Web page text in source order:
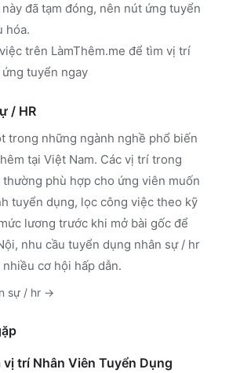
đã tạm đóng, nên nút ứng tuyển
hóa.
trên LàmThêm.me để tìm vị trí
tuyển ngay
/ HR
trong những ngành nghề phổ biến
tại Việt Nam. Các vị trí trong
thường phù hợp cho ứng viên muốn
tuyển dụng, lọc công việc theo kỹ
lương trước khi mở bài gốc để
nhu cầu tuyển dụng nhân sự / hr
cơ hội hấp dẫn.
sự / hr →
trí Nhân Viên Tuyển Dụng